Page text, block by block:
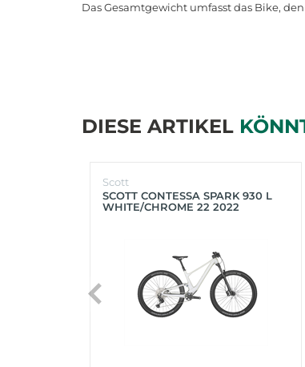
Das Gesamtgewicht umfasst das Bike,
DIESE ARTIKEL
Scott
SCOTT CONTESSA SPARK 930 L
WHITE/CHROME 22 2022